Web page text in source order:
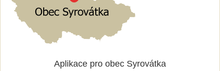
Aplikace pro obec Syrovátka